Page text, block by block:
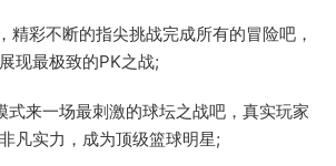
精彩不断的指尖挑战完成所有的冒险吧，
现最极致的PK之战;
式来一场最刺激的球坛之战吧，真实玩家
凡实力，成为顶级篮球明星;